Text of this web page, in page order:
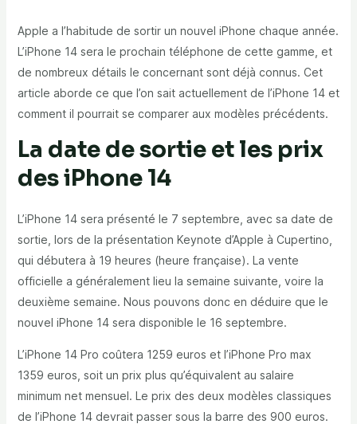
Apple a l’habitude de sortir un nouvel iPhone chaque année.
L’iPhone 14 sera le prochain téléphone de cette gamme, et
de nombreux détails le concernant sont déjà connus. Cet
article aborde ce que l’on sait actuellement de l’iPhone 14 et
comment il pourrait se comparer aux modèles précédents.
La date de sortie et les prix
des iPhone 14
L’iPhone 14 sera présenté le 7 septembre, avec sa date de
sortie, lors de la présentation Keynote d’Apple à Cupertino,
qui débutera à 19 heures (heure française). La vente
officielle a généralement lieu la semaine suivante, voire la
deuxième semaine. Nous pouvons donc en déduire que le
nouvel iPhone 14 sera disponible le 16 septembre.
L’iPhone 14 Pro coûtera 1259 euros et l’iPhone Pro max
1359 euros, soit un prix plus qu’équivalent au salaire
minimum net mensuel. Le prix des deux modèles classiques
de l’iPhone 14 devrait passer sous la barre des 900 euros.